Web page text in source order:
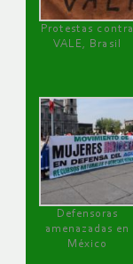
Protestas contra
VALE, Brasil
Defensoras
amenazadas en
México